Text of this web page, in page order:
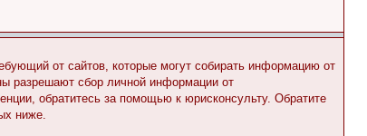
от сайтов, которые могут собирать информацию от
разрешают сбор личной информации от
обратитесь за помощью к юрисконсульту. Обратите
ниже.